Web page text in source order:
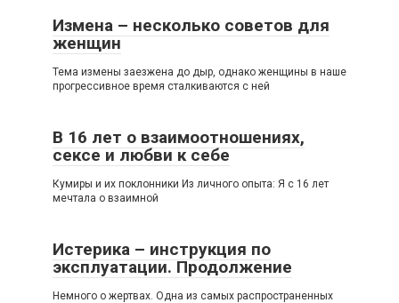
Измена – несколько советов для
женщин
Тема измены заезжена до дыр, однако женщины в наше
прогрессивное время сталкиваются с ней
В 16 лет о взаимоотношениях,
сексе и любви к себе
Кумиры и их поклонники Из личного опыта: Я с 16 лет
мечтала о взаимной
Истерика – инструкция по
эксплуатации. Продолжение
Немного о жертвах. Одна из самых распространенных